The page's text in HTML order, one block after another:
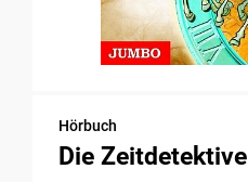
Hörbuch
Die Zeitdetektive